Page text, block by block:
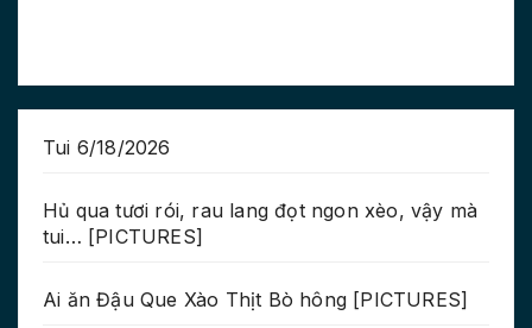
Tui 6/18/2026
Hủ qua tươi rói, rau lang đọt ngon xèo, vậy mà
tui… [PICTURES]
Ai ăn Đậu Que Xào Thịt Bò hông [PICTURES]